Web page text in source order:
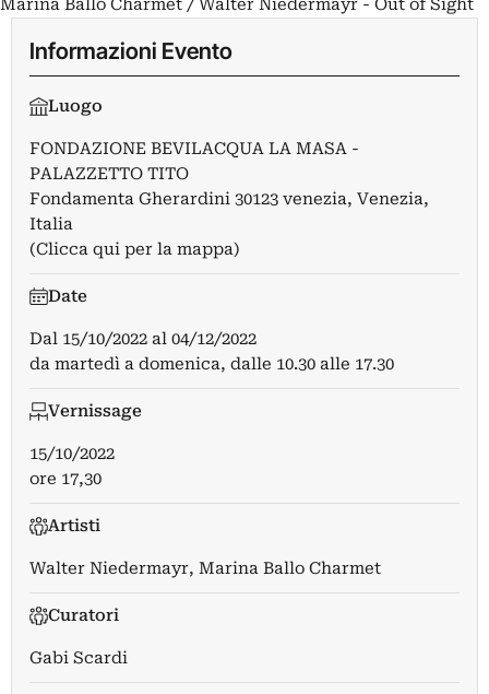
Marina Ballo Charmet / Walter Niedermayr - Out of Sight
Informazioni Evento
Luogo
FONDAZIONE BEVILACQUA LA MASA -
PALAZZETTO TITO
Fondamenta Gherardini 30123 venezia, Venezia,
Italia
(Clicca qui per la mappa)
Date
Dal 15/10/2022 al 04/12/2022
da martedì a domenica, dalle 10.30 alle 17.30
Vernissage
15/10/2022
ore 17,30
Artisti
Walter Niedermayr, Marina Ballo Charmet
Curatori
Gabi Scardi